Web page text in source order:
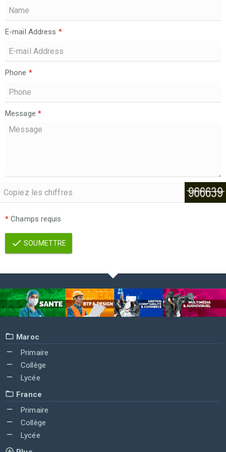
E-mail Address *
Phone *
Message *
* Champs requis
SOUMETTRE
Maroc
Primaire
Collège
Lycée
France
Primaire
Collège
Lycée